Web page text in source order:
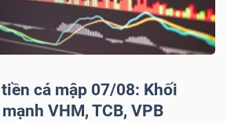
cá mập 07/08: Khối
VHM, TCB, VPB